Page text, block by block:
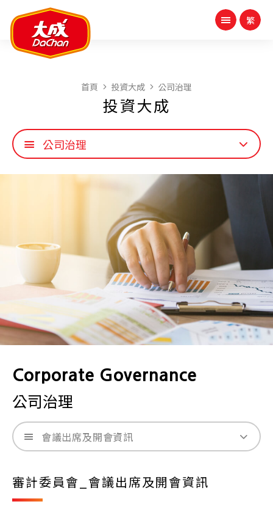
首頁 投資大成 公司治理
投資大成
公司治理
Corporate Governance
公司治理
會議出席及開會資訊
審計委員會_會議出席及開會資訊